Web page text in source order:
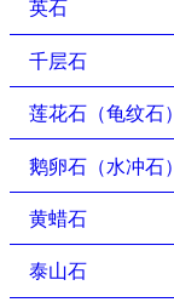
英石
千层石
莲花石（龟纹石）
鹅卵石（水冲石）
黄蜡石
泰山石